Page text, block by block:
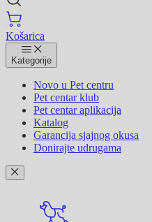
Košarica
Kategorije
Novo u Pet centru
Pet centar klub
Pet centar aplikacija
Katalog
Garancija sjajnog okusa
Donirajte udrugama